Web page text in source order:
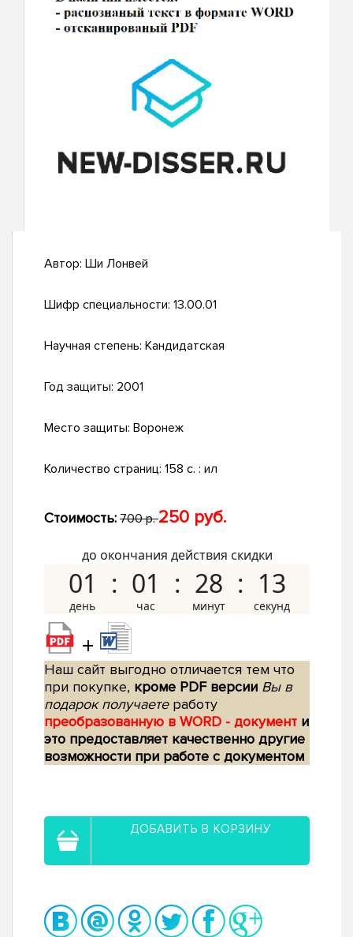
Автор: Ши Лонвей
Шифр специальности: 13.00.01
Научная степень: Кандидатская
Год защиты: 2001
Место защиты: Воронеж
Количество страниц: 158 с. : ил
Стоимость: 700 р.250 руб.
до окончания действия скидки
01 01 28 12
+
Наш сайт выгодно отличается тем что
при покупке, кроме PDF версии Вы в
подарок получаетеработу
преобразованную в WORD - документ и
это предоставляет качественно другие
возможности при работе с документом
ДОБАВИТЬ В КОРЗИНУ